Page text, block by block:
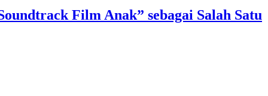
Film Anak” sebagai Salah Satu